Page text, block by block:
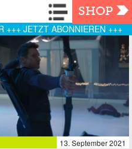
Navigation
SHOP
+++ JETZT ABONNIEREN +++
13. September 2021